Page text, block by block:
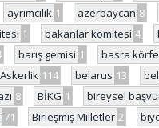
ayrımcılık 1 azerbaycan 8
1 bakanlar komitesi 4
barış gemisi 1 basra
114 belarus 13
8 BİKG 1 bireysel
71 Birleşmiş Milletler 2